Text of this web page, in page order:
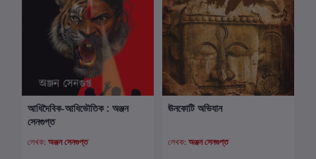
কার্টে যোগ করুন
আধিদৈবিক-আধিভৌতিক : অঞ্জন
সেনগুপ্ত
লেখক: অঞ্জন সেনগুপ্ত
কার্টে যোগ করুন
ঊনকোটি অভিযান
লেখক: অঞ্জন সেনগুপ্ত